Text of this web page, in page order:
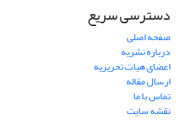
دسترسی سریع
صفحه اصلی
درباره نشریه
اعضای هیات تحریریه
ارسال مقاله
تماس با ما
نقشه سایت